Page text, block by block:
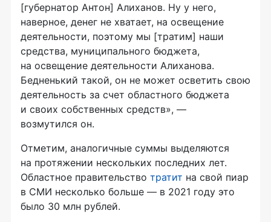
[губернатор Антон] Алиханов. Ну у него,
наверное, денег не хватает, на освещение
деятельности, поэтому мы [тратим] наши
средства, муниципального бюджета,
на освещение деятельности Алиханова.
Бедненький такой, он не может осветить свою
деятельность за счет областного бюджета
и своих собственных средств», —
возмутился он.
Отметим, аналогичные суммы выделяются
на протяжении нескольких последних лет.
Областное правительство тратит на свой пиар
в СМИ несколько больше — в 2021 году это
было 30 млн рублей.